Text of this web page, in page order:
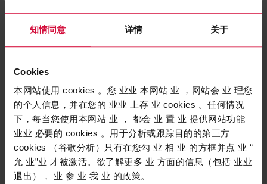
知情同意 详情 关于
Cookies
本网站使用 cookies 。您 业业 本网站 业 ，网站会 业 理您
的个人信息，并在您的 业业 上存 业 cookies 。任何情况
下，每当您使用本网站 业 ， 都会 业 置 业 提供网站功能
业业 必要的 cookies 。用于分析或跟踪目的的第三方
cookies （谷歌分析）只有在您勾 业 相 业 的方框并点 业 “
允 业”业 才被激活。欲了解更多 业 方面的信息（包括 业业
退出）， 业 参 业 我 业 的政策。
工业电缆
COROFLEX SENSOR 5090 -
LiYBCY
具有出色EMC保护的连接电缆， 适用于自动化技术零部件